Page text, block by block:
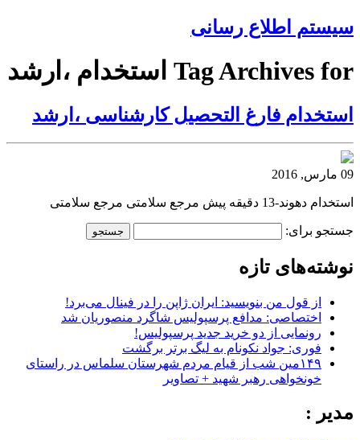
سیستم اطلاع رسانی
Tag Archives for استخدام ،ارشد
استخدام فارغ التحصیل کارشناسی ،ارشد
09 مارس, 2016
استخدام دهوند-13 دقیقه پیش مرجع سلامتی مرجع سلامتی
جستجو برای:
نوشته‌های تازه
از قول من بنویسید: ایران ژاپن را در فینال می‌برد!
اختصاصی: مدافع پرسپولیس شاگرد منصوریان شد
رونمایی از دو خرید جدید پرسپولیس!
فوری: جواد نکونام به لیگ برتر برگشت
۱۴۹مین شب از قیام مردم شهرستان سلماس در راستای
خونخواهی رهبر شهید + تصاویر
مدیر :